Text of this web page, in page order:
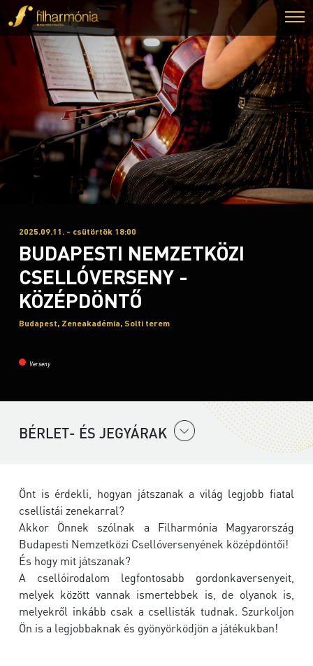
2025.09.11. - csütörtök 18:00
BUDAPESTI NEMZETKÖZI
CSELLÓVERSENY -
KÖZÉPDÖNTŐ
Budapest, Zeneakadémia, Solti terem
Verseny
BÉRLET- ÉS JEGYÁRAK
Önt is érdekli, hogyan játszanak a világ legjobb fiatal
csellistái zenekarral?
Akkor Önnek szólnak a Filharmónia Magyarország
Budapesti Nemzetközi Csellóversenyének középdöntői!
És hogy mit játszanak?
A csellóirodalom legfontosabb gordonkaversenyeit,
melyek között vannak ismertebbek is, de olyanok is,
melyekről inkább csak a csellisták tudnak. Szurkoljon
Ön is a legjobbaknak és gyönyörködjön a játékukban!